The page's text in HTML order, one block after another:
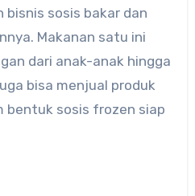
bisnis sosis bakar dan
Makanan satu ini
dari anak-anak hingga
bisa menjual produk
bentuk sosis frozen siap